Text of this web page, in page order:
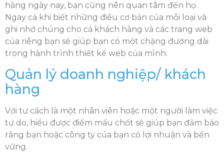
hàng ngày nay, bạn cũng nên quan tâm đến họ.
Ngay cả khi biết những điều cơ bản của mỗi loại và
ghi nhớ chúng cho cả khách hàng và các trang web
của riêng bạn sẽ giúp bạn có một chặng đường dài
trong hành trình thiết kế web của mình.
Quản lý doanh nghiệp/ khách
hàng
Với tư cách là một nhân viên hoặc một người làm việc
tự do, hiểu được điểm mấu chốt sẽ giúp bạn đảm bảo
rằng bạn hoặc công ty của bạn có lợi nhuận và bền
vững.